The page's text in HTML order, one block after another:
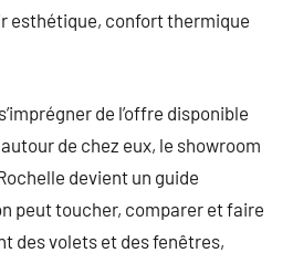
esthétique, confort thermique
de l’offre disponible
de chez eux, le showroom
devient un guide
peut toucher, comparer et faire
des volets et des fenêtres,